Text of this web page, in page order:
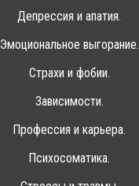
Депрессия и апатия.
Эмоциональное выгорание.
Страхи и фобии.
Зависимости.
Профессия и карьера.
Психосоматика.